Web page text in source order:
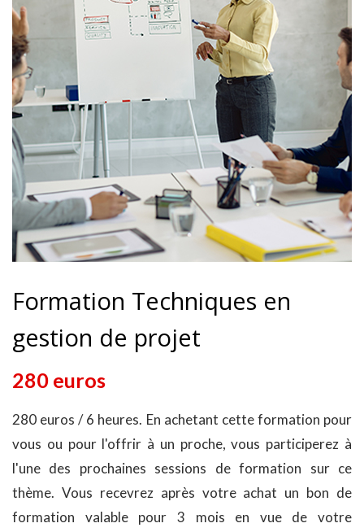
Formation Techniques en
gestion de projet
280 euros
280 euros / 6 heures. En achetant cette formation pour
vous ou pour l'offrir à un proche, vous participerez à
l'une des prochaines sessions de formation sur ce
thème. Vous recevrez après votre achat un bon de
formation valable pour 3 mois en vue de votre